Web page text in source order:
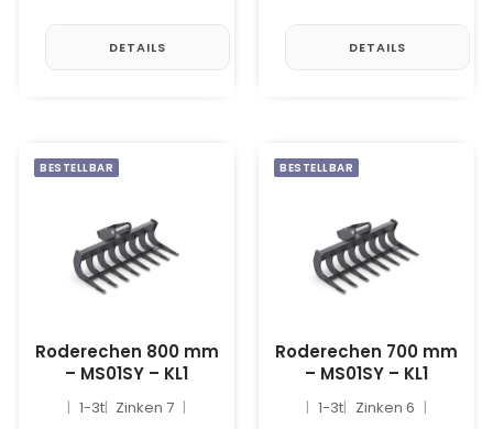
DETAILS DETAILS
BESTELLBAR
Roderechen 800 mm
– MS01SY – KL1
1-3t Zinken 7
BESTELLBAR
Roderechen 700 mm
– MS01SY – KL1
1-3t Zinken 6